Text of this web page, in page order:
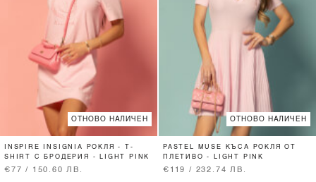
ОТНОВО НАЛИЧЕН
INSPIRE INSIGNIA РОКЛЯ - T-
SHIRT С БРОДЕРИЯ - LIGHT PINK
€77 / 150.60 ЛВ.
ОТНОВО НАЛИЧЕН
PASTEL MUSE КЪСА РОКЛЯ ОТ
ПЛЕТИВО - LIGHT PINK
€119 / 232.74 ЛВ.